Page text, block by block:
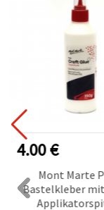
4.00 €
Mont Marte
Bastelkleber